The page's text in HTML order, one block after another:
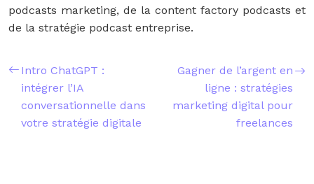
podcasts marketing, de la content factory podcasts et
de la stratégie podcast entreprise.
Intro ChatGPT :
intégrer l’IA
conversationnelle dans
votre stratégie digitale
Gagner de l’argent en
ligne : stratégies
marketing digital pour
freelances